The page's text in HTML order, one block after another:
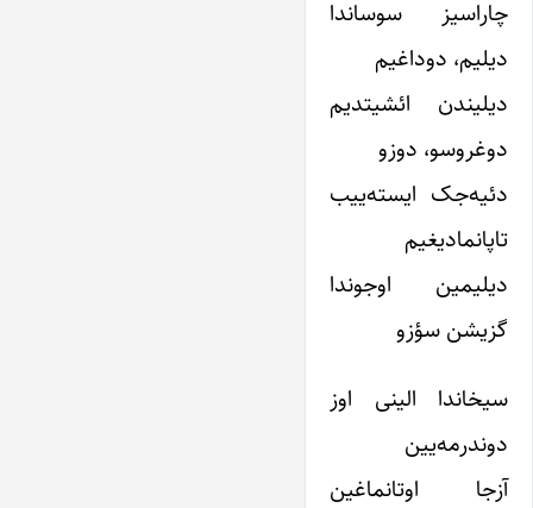
چاراسیز سوساندا
دیلیم، دوداغیم
دیلیندن ائشیتدیم
دوغروسو، دوزو
دئیه‌جک ایسته‌ییب
تاپانمادیغیم
دیلیمین اوجوندا
گزیشن سؤزو
سیخاندا الینی اوز
دوندرمه‌یین
آزجا اوتانماغین